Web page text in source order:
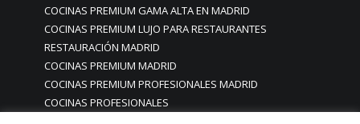
COCINAS PREMIUM GAMA ALTA EN MADRID
COCINAS PREMIUM LUJO PARA RESTAURANTES
RESTAURACIÓN MADRID
COCINAS PREMIUM MADRID
COCINAS PREMIUM PROFESIONALES MADRID
COCINAS PROFESIONALES